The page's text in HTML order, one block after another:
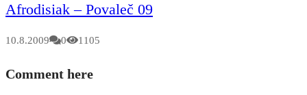
Afrodisiak – Povaleč 09
10.8.2009 0 1105
Comment here